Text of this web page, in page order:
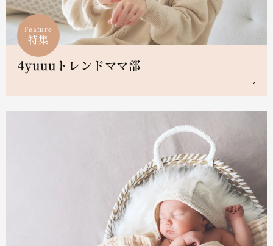
Feature
特集
4yuuuトレンドママ部